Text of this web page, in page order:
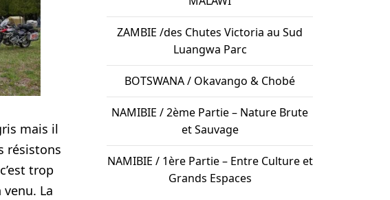
mais il
résistons
trop
La
ZAMBIE /des Chutes Victoria au Sud
Luangwa Parc
BOTSWANA / Okavango & Chobé
NAMIBIE / 2ème Partie – Nature Brute
et Sauvage
NAMIBIE / 1ère Partie – Entre Culture et
Grands Espaces